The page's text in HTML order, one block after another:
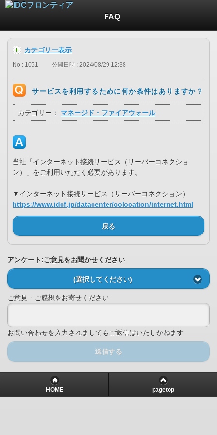
FAQ
カテゴリー表示
No : 1051 公開日時 : 2024/08/29 12:38
サービスを利用するために何か条件はありますか？
カテゴリー： マネージド・ファイアウォール
当社「インターネット接続サービス（サーバーコネクショ
ン）」をご利用いただく必要があります。
▼インターネット接続サービス（サーバーコネクション）
https://www.idcf.jp/datacenter/colocation/internet.html
戻る
アンケート:ご意見をお聞かせください
(選択してください)
ご意見・ご感想をお寄せください
お問い合わせを入力されましてもご返信はいたしかねます
送信する
HOME pagetop